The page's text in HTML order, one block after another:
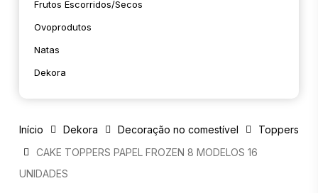
Frutos Escorridos/secos
Ovoprodutos
Natas
Dekora
Início Dekora Decoração no comestível
Toppers
CAKE TOPPERS PAPEL FROZEN 8 MODELOS 16
UNIDADES